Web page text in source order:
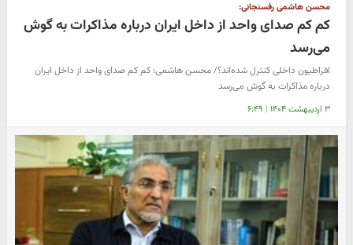
محسن هاشمی رفسنجانی:
کم کم صدای واحد از داخل ایران درباره مذاکرات به گوش
می‌رسد
افراطیون داخلی کنترل شده‌اند؟/ محسن هاشمی: کم کم صدای واحد از داخل ایران
درباره مذاکرات به گوش می‌رسد
۳ اردیبهشت ۱۴۰۴ | ۶:۴۹